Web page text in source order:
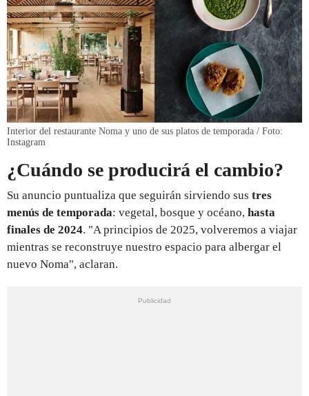
Interior del restaurante Noma y uno de sus platos de temporada / Foto:
Instagram
¿Cuándo se producirá el cambio?
Su anuncio puntualiza que seguirán sirviendo sus tres
menús de temporada: vegetal, bosque y océano, hasta
finales de 2024. "A principios de 2025, volveremos a viajar
mientras se reconstruye nuestro espacio para albergar el
nuevo Noma", aclaran.